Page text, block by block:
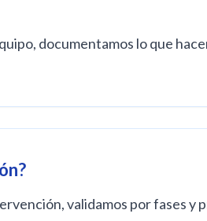
documentamos lo que
validamos por fases